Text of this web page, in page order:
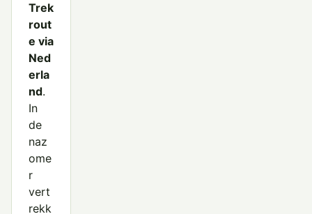
Trek
rout
e via
Ned
erla
nd.
In
de
naz
ome
r
vert
rekk